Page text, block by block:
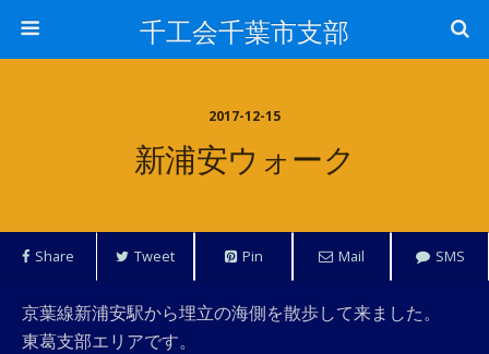
千工会千葉市支部
2017-12-15
新浦安ウォーク
Share Tweet Pin Mail SMS
京葉線新浦安駅から埋立の海側を散歩して来ました。
東葛支部エリアです。